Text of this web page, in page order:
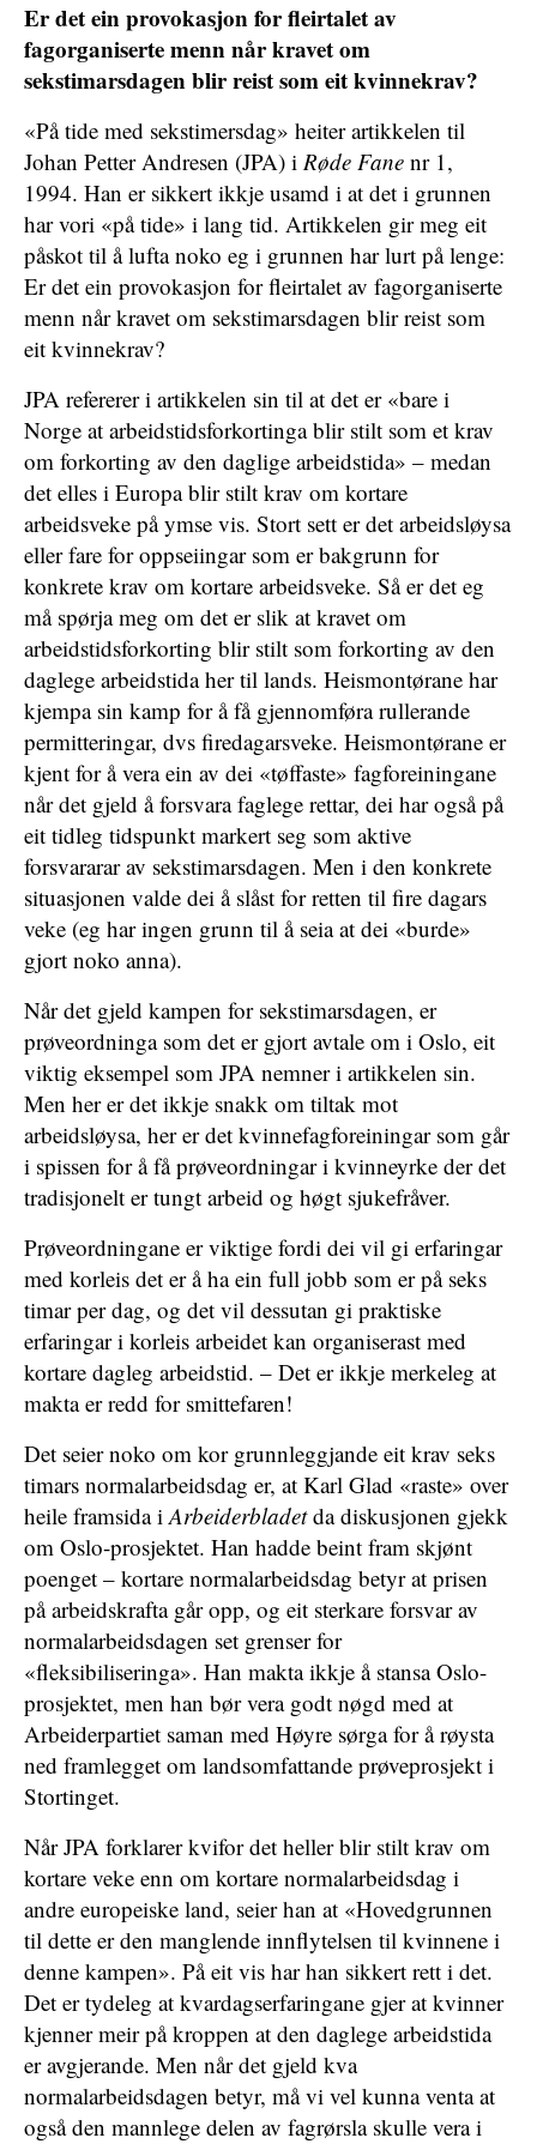
Er det ein provokasjon for fleirtalet av
fagorganiserte menn når kravet om
sekstimarsdagen blir reist som eit kvinnekrav?
«På tide med sekstimersdag» heiter artikkelen til
Johan Petter Andresen (JPA) i Røde Fane nr 1,
1994. Han er sikkert ikkje usamd i at det i grunnen
har vori «på tide» i lang tid. Artikkelen gir meg eit
påskot til å lufta noko eg i grunnen har lurt på lenge:
Er det ein provokasjon for fleirtalet av fagorganiserte
menn når kravet om sekstimarsdagen blir reist som
eit kvinnekrav?
JPA refererer i artikkelen sin til at det er «bare i
Norge at arbeidstidsforkortinga blir stilt som et krav
om forkorting av den daglige arbeidstida» – medan
det elles i Europa blir stilt krav om kortare
arbeidsveke på ymse vis. Stort sett er det arbeidsløysa
eller fare for oppseiingar som er bakgrunn for
konkrete krav om kortare arbeidsveke. Så er det eg
må spørja meg om det er slik at kravet om
arbeidstidsforkorting blir stilt som forkorting av den
daglege arbeidstida her til lands. Heismontørane har
kjempa sin kamp for å få gjennomføra rullerande
permitteringar, dvs firedagarsveke. Heismontørane er
kjent for å vera ein av dei «tøffaste» fagforeiningane
når det gjeld å forsvara faglege rettar, dei har også på
eit tidleg tidspunkt markert seg som aktive
forsvararar av sekstimarsdagen. Men i den konkrete
situasjonen valde dei å slåst for retten til fire dagars
veke (eg har ingen grunn til å seia at dei «burde»
gjort noko anna).
Når det gjeld kampen for sekstimarsdagen, er
prøveordninga som det er gjort avtale om i Oslo, eit
viktig eksempel som JPA nemner i artikkelen sin.
Men her er det ikkje snakk om tiltak mot
arbeidsløysa, her er det kvinnefagforeiningar som går
i spissen for å få prøveordningar i kvinneyrke der det
tradisjonelt er tungt arbeid og høgt sjukefråver.
Prøveordningane er viktige fordi dei vil gi erfaringar
med korleis det er å ha ein full jobb som er på seks
timar per dag, og det vil dessutan gi praktiske
erfaringar i korleis arbeidet kan organiserast med
kortare dagleg arbeidstid. – Det er ikkje merkeleg at
makta er redd for smittefaren!
Det seier noko om kor grunnleggjande eit krav seks
timars normalarbeidsdag er, at Karl Glad «raste» over
heile framsida iArbeiderbladetda diskusjonen gjekk
om Oslo-prosjektet. Han hadde beint fram skjønt
poenget – kortare normalarbeidsdag betyr at prisen
på arbeidskrafta går opp, og eit sterkare forsvar av
normalarbeidsdagen set grenser for
«fleksibiliseringa». Han makta ikkje å stansa Oslo-
prosjektet, men han bør vera godt nøgd med at
Arbeiderpartiet saman med Høyre sørga for å røysta
ned framlegget om landsomfattande prøveprosjekt i
Stortinget.
Når JPA forklarer kvifor det heller blir stilt krav om
kortare veke enn om kortare normalarbeidsdag i
andre europeiske land, seier han at «Hovedgrunnen
til dette er den manglende innflytelsen til kvinnene i
denne kampen». På eit vis har han sikkert rett i det.
Det er tydeleg at kvardagserfaringane gjer at kvinner
kjenner meir på kroppen at den daglege arbeidstida
er avgjerande. Men når det gjeld kva
normalarbeidsdagen betyr, må vi vel kunna venta at
også den mannlege delen av fagrørsla skulle vera i